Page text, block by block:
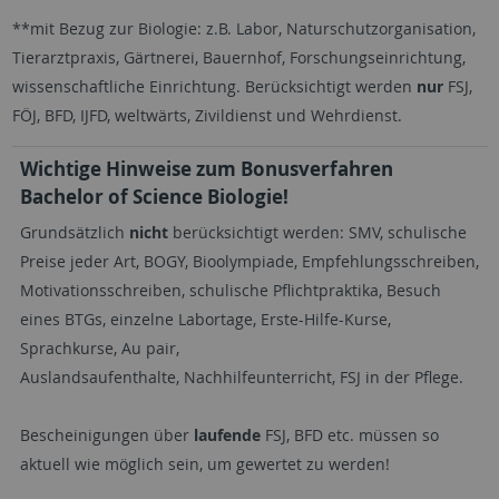
**mit Bezug zur Biologie: z.B. Labor, Naturschutzorganisation,
Tierarztpraxis, Gärtnerei, Bauernhof, Forschungseinrichtung,
wissenschaftliche Einrichtung. Berücksichtigt werden nurFSJ,
FÖJ, BFD, IJFD, weltwärts, Zivildienst und Wehrdienst.
Wichtige Hinweise zum Bonusverfahren
Bachelor of Science Biologie!
Grundsätzlich nichtberücksichtigt werden: SMV, schulische
Preise jeder Art, BOGY, Bioolympiade, Empfehlungsschreiben,
Motivationsschreiben, schulische Pflichtpraktika, Besuch
eines BTGs, einzelne Labortage, Erste-Hilfe-Kurse,
Sprachkurse, Au pair,
Auslandsaufenthalte, Nachhilfeunterricht, FSJ in der Pflege.
Bescheinigungen über laufendeFSJ, BFD etc. müssen so
aktuell wie möglich sein, um gewertet zu werden!